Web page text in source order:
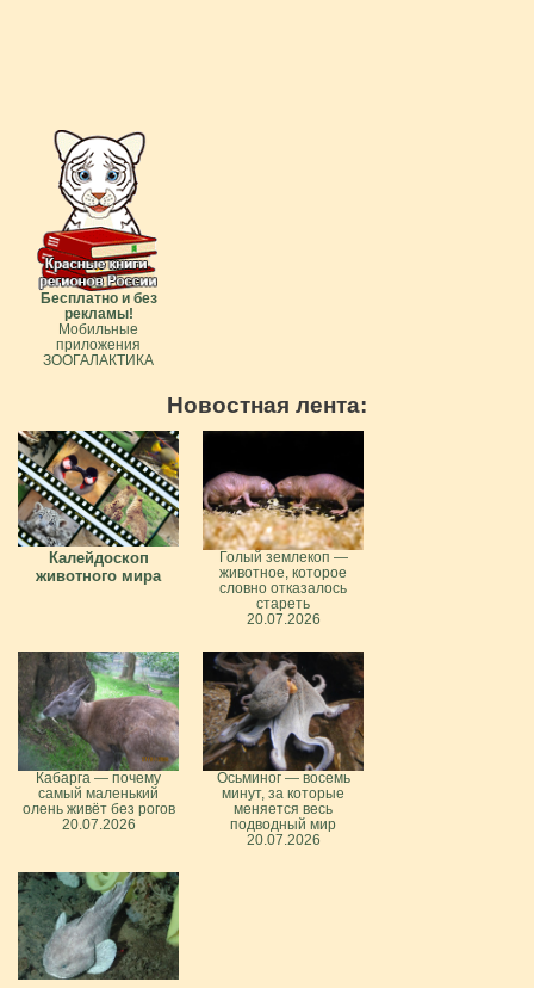
Бесплатно и без
рекламы!
Мобильные
приложения
ЗООГАЛАКТИКА
Новостная лента:
Калейдоскоп
животного мира
Голый землекоп —
животное, которое
словно отказалось
стареть
20.07.2026
Кабарга — почему
самый маленький
олень живёт без рогов
20.07.2026
Осьминог — восемь
минут, за которые
меняется весь
подводный мир
20.07.2026